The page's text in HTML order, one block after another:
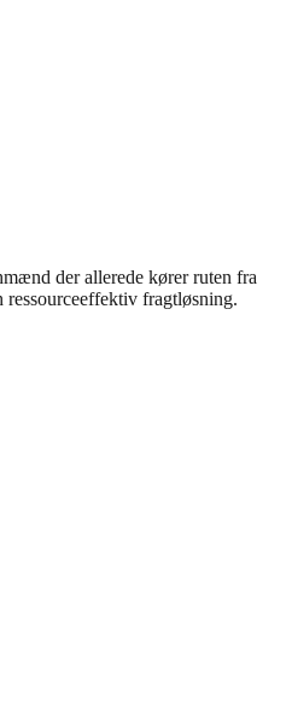
der allerede kører ruten fra
ressourceeffektiv fragtløsning.